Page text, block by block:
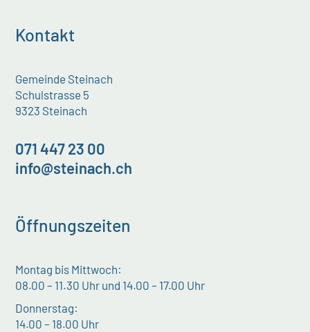
Kontakt
Gemeinde Steinach
Schulstrasse 5
9323 Steinach
071 447 23 00
info@steinach.ch
Öffnungszeiten
Montag bis Mittwoch:
08.00 – 11.30 Uhr und 14.00 – 17.00 Uhr
Donnerstag:
14.00 – 18.00 Uhr